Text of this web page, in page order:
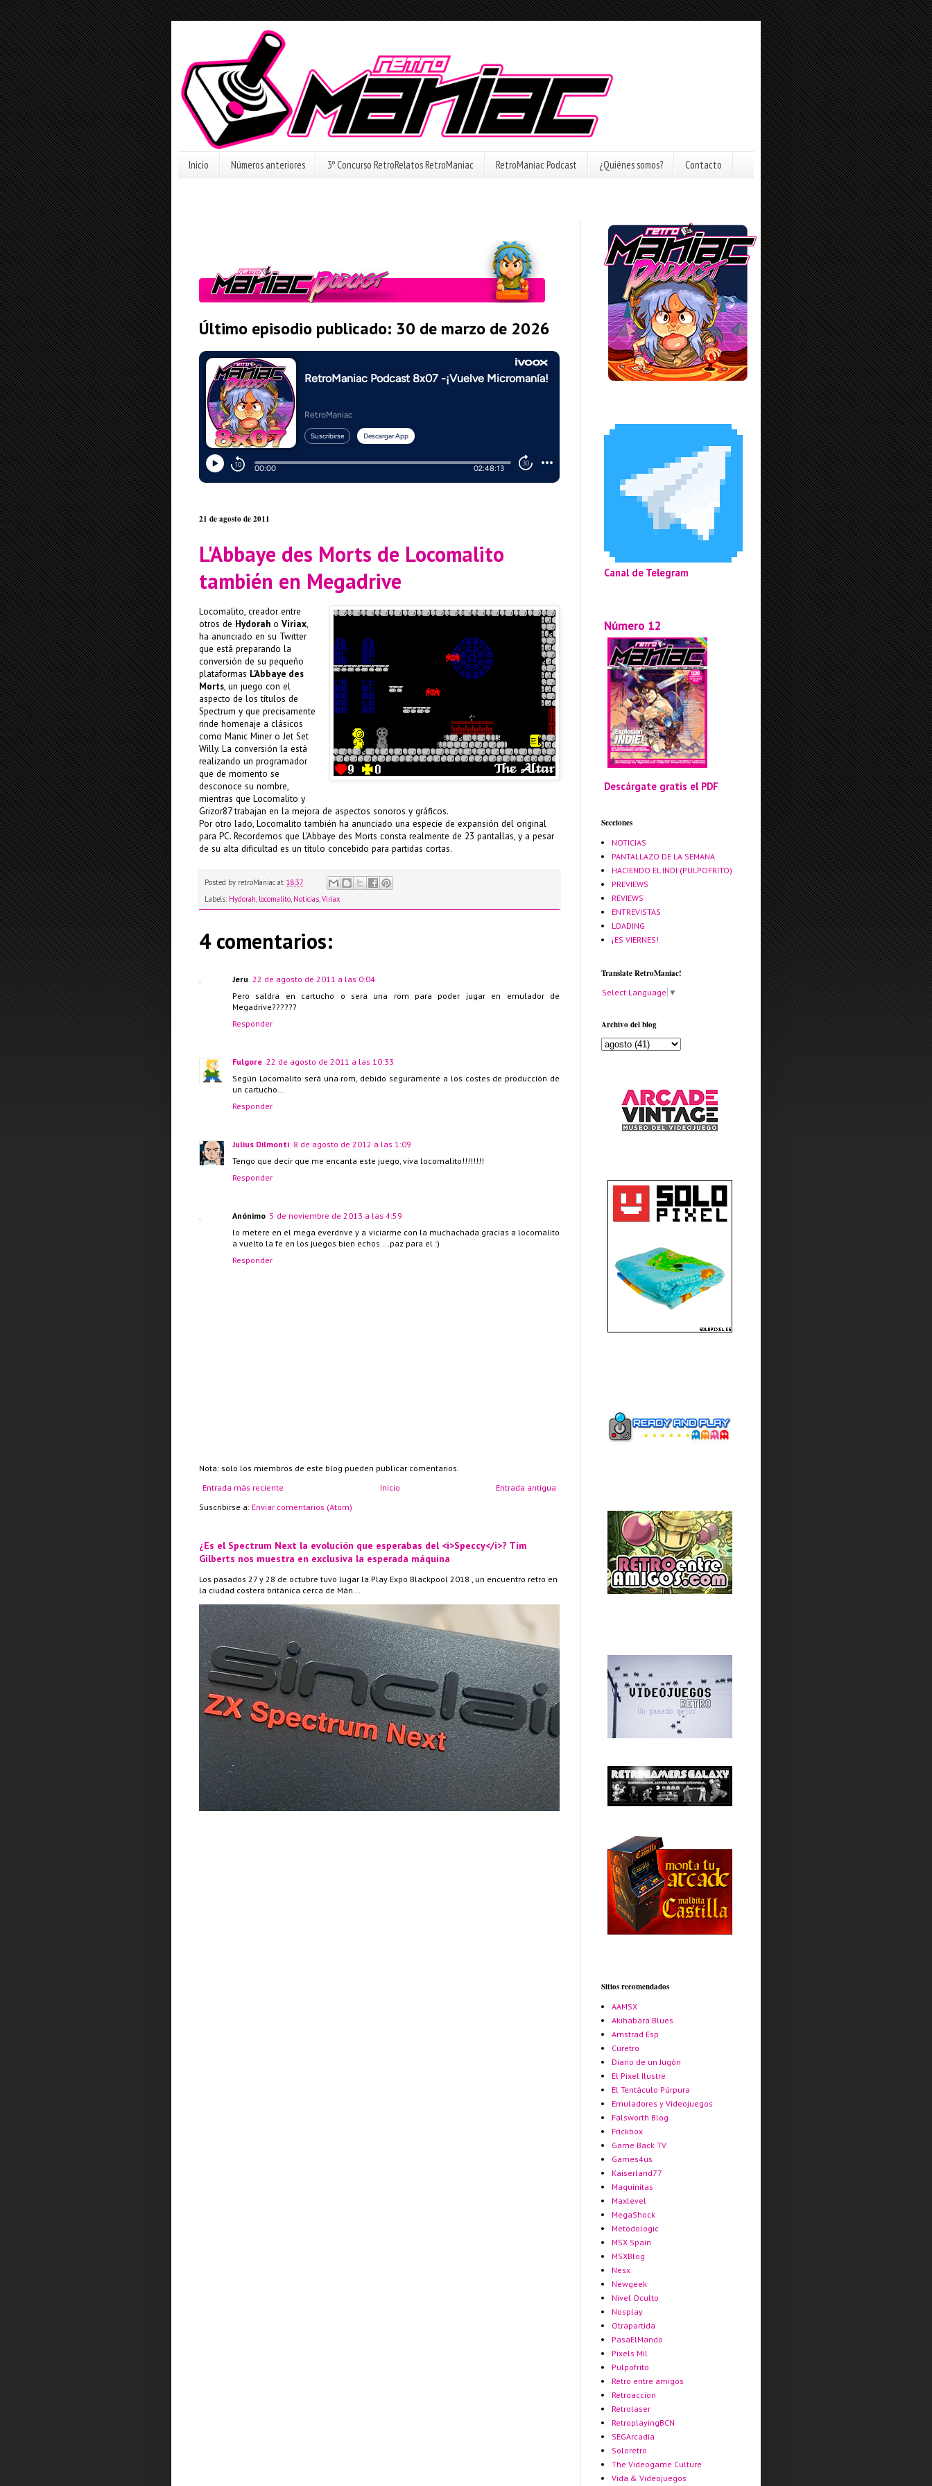
Inicio Números anteriores 3º Concurso RetroRelatos RetroManiac RetroManiac Podcast ¿Quiénes somos? Contacto
Último episodio publicado: 30 de marzo de 2026
21 de agosto de 2011
L'Abbaye des Morts de Locomalito
también en Megadrive
Locomalito, creador entre
otros de Hydorah o Viriax,
ha anunciado en su Twitter
que está preparando la
conversión de su pequeño
plataformas L'Abbaye des
Morts, un juego con el
aspecto de los títulos de
Spectrum y que precisamente
rinde homenaje a clásicos
como Manic Miner o Jet Set
Willy. La conversión la está
realizando un programador
que de momento se
desconoce su nombre,
mientras que Locomalito y
Grizor87 trabajan en la mejora de aspectos sonoros y gráficos.
Por otro lado, Locomalito también ha anunciado una especie de expansión del original
para PC. Recordemos que L'Abbaye des Morts consta realmente de 23 pantallas, y a pesar
de su alta dificultad es un título concebido para partidas cortas.
Posted by retroManiac at 18:37
Labels: Hydorah, locomalito, Noticias,Viriax
4 comentarios:
Jeru 22 de agosto de 2011 a las 0:04
Pero saldra en cartucho o sera una rom para poder jugar en emulador de
Megadrive??????
Responder
Fulgore 22 de agosto de 2011 a las 10:33
Según Locomalito será una rom, debido seguramente a los costes de producción de
un cartucho...
Responder
Julius Dilmonti 8 de agosto de 2012 a las 1:09
Tengo que decir que me encanta este juego, viva locomalito!!!!!!!!
Responder
Anónimo 5 de noviembre de 2013 a las 4:59
lo metere en el mega everdrive y a viciarme con la muchachada gracias a locomalito
a vuelto la fe en los juegos bien echos ...paz para el :)
Responder
Nota: solo los miembros de este blog pueden publicar comentarios.
Entrada más reciente
Entrada antigua
Inicio
Suscribirse a: Enviar comentarios (Atom)
¿Es el Spectrum Next la evolución que esperabas del <i>Speccy</i>? Tim
Gilberts nos muestra en exclusiva la esperada máquina
Los pasados 27 y 28 de octubre tuvo lugar la Play Expo Blackpool 2018 , un encuentro retro en
la ciudad costera británica cerca de Mán...
Canal de Telegram
Número 12
Descárgate gratis el PDF
Secciones
NOTICIAS
PANTALLAZO DE LA SEMANA
HACIENDO EL INDI (PULPOFRITO)
PREVIEWS
REVIEWS
ENTREVISTAS
LOADING
¡ES VIERNES!
Translate RetroManiac!
Select Language ▼
Archivo del blog
Sitios recomendados
AAMSX
Akihabara Blues
Amstrad Esp
Curetro
Diario de un Jugón
El Pixel Ilustre
El Tentáculo Púrpura
Emuladores y Videojuegos
Falsworth Blog
Frickbox
Game Back TV
Games4us
Kaiserland77
Maquinitas
Maxlevel
MegaShock
Metodologic
MSX Spain
MSXBlog
Nesx
Newgeek
Nivel Oculto
Nosplay
Otrapartida
PasaElMando
Pixels Mil
Pulpofrito
Retro entre amigos
Retroaccion
Retrolaser
RetroplayingBCN
SEGArcadia
Soloretro
The Videogame Culture
Vida & Videojuegos